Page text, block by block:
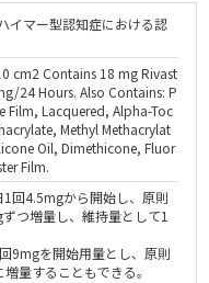
イマー型認知症における認
cm2 Contains 18 mg Rivast
24 Hours. Also Contains: P
Film, Lacquered, Alpha-Toc
Methyl Methacrylat
Oil, Dimethicone, Fluor
Film.
1回4.5mgから開始し、原則
つ増量し、維持量として1
9mgを開始用量とし、原則
量することもできる。